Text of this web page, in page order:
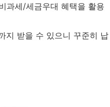
과세/세금우대 혜택을 활용
지 받을 수 있으니 꾸준히 납